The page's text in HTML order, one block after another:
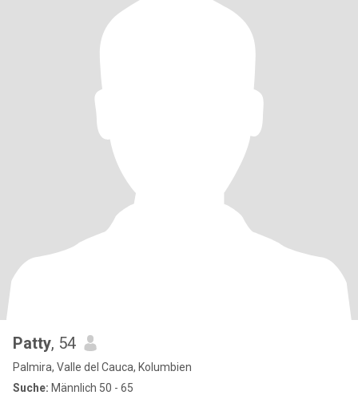
Patty, 54
Palmira, Valle del Cauca, Kolumbien
Suche: Männlich 50 - 65